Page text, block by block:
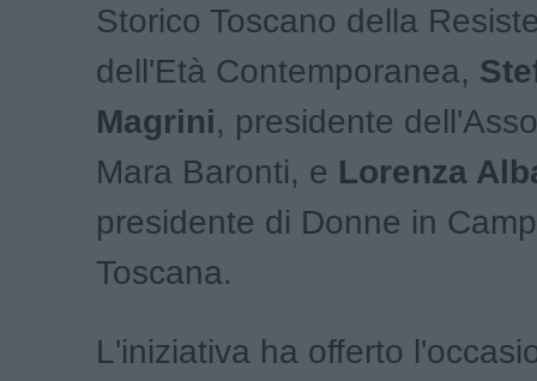
Storico Toscano della
dell'Età Contemporanea,
Magrini, presidente
Mara Baronti, e Lorenza
presidente di Donne in
Toscana.
L'iniziativa ha offerto